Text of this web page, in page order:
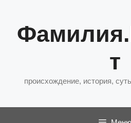
содержимому
т
происхождение, история,